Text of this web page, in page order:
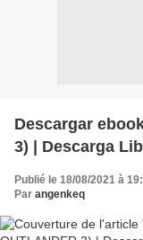
Descargar
3) | Descarga
Publié le 18/08/2021 à
Par angenkeq